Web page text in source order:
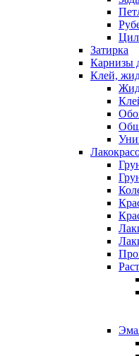
Затирка
Карнизы
Клей,